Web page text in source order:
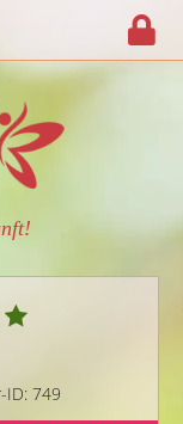
ID: 749